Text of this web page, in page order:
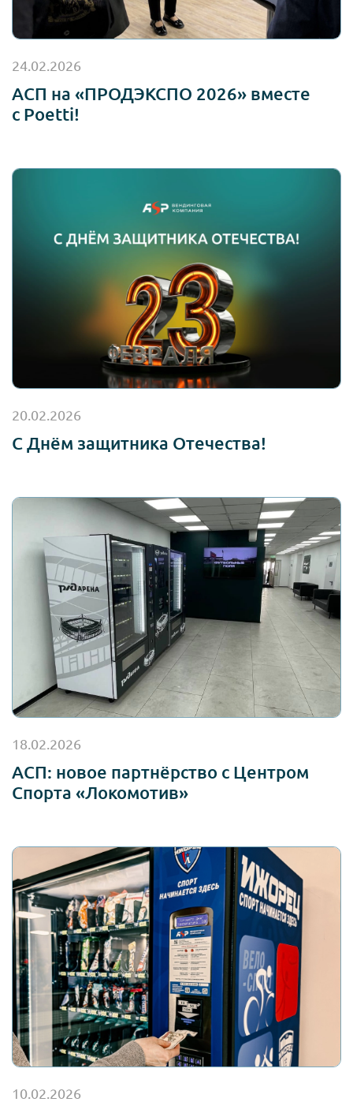
24.02.2026
АСП на «ПРОДЭКСПО 2026» вместе
с Poetti!
20.02.2026
С Днём защитника Отечества!
18.02.2026
АСП: новое партнёрство с Центром
Спорта «Локомотив»
10.02.2026